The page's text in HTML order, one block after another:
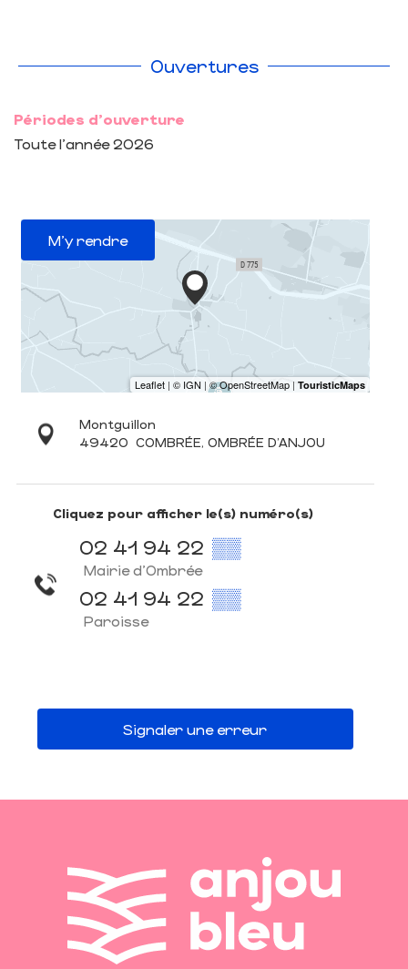
Ouvertures
Périodes d'ouverture
Toute l'année 2026
M'y rendre
Montguillon
49420 COMBRÉE, OMBRÉE D'ANJOU
Cliquez pour afficher le(s) numéro(s)
02 41 94 22 ▒▒
Mairie d'Ombrée
02 41 94 22 ▒▒
Paroisse
Signaler une erreur